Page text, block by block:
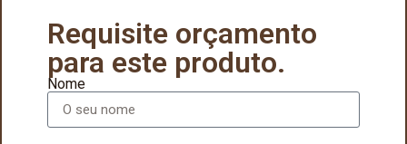
Requisite orçamento
para este produto.
Nome